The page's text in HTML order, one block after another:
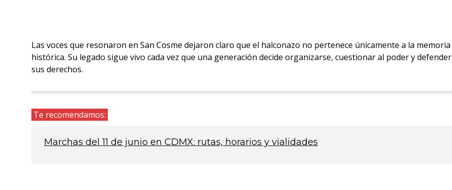
Las voces que resonaron en San Cosme dejaron claro que el halconazo no pertenece únicamente a la memoria
histórica. Su legado sigue vivo cada vez que una generación decide organizarse, cuestionar al poder y defender
sus derechos.
Te recomendamos:
Marchas del 11 de junio en CDMX: rutas, horarios y vialidades